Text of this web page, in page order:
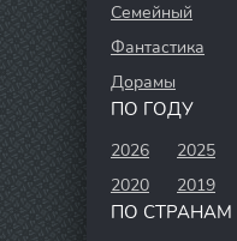
Семейный
Фантастика
Дорамы
ПО ГОДУ
2026 2025
2020
2019
ПО СТРАНАМ